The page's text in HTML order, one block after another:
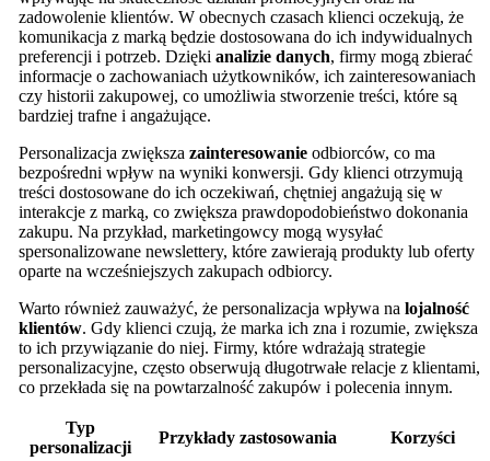
zadowolenie klientów. W obecnych czasach klienci oczekują, że
komunikacja z marką będzie dostosowana do ich indywidualnych
preferencji i potrzeb. Dzięki analizie danych, firmy mogą zbierać
informacje o zachowaniach użytkowników, ich zainteresowaniach
czy historii zakupowej, co umożliwia stworzenie treści, które są
bardziej trafne i angażujące.
Personalizacja zwiększa zainteresowanieodbiorców, co ma
bezpośredni wpływ na wyniki konwersji. Gdy klienci otrzymują
treści dostosowane do ich oczekiwań, chętniej angażują się w
interakcje z marką, co zwiększa prawdopodobieństwo dokonania
zakupu. Na przykład, marketingowcy mogą wysyłać
spersonalizowane newslettery, które zawierają produkty lub oferty
oparte na wcześniejszych zakupach odbiorcy.
Warto również zauważyć, że personalizacja wpływa na lojalność
klientów. Gdy klienci czują, że marka ich zna i rozumie, zwiększa
to ich przywiązanie do niej. Firmy, które wdrażają strategie
personalizacyjne, często obserwują długotrwałe relacje z klientami,
co przekłada się na powtarzalność zakupów i polecenia innym.
Typ
personalizacji
Przykłady zastosowania Korzyści